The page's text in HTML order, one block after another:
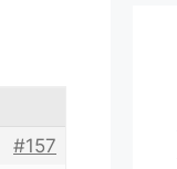
#157